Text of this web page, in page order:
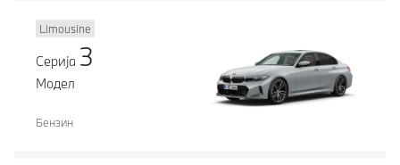
Limousine
Серија 3
Модел
Бензин